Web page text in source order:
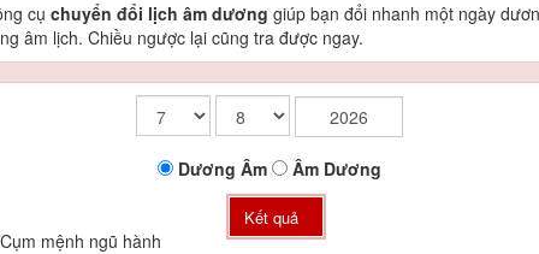
cụ chuyển đổi lịch âm dương giúp bạn đổi nhanh một ngày
âm lịch. Chiều ngược lại cũng tra được ngay.
Dương Âm Âm Dương
Kết quả
Cụm mệnh ngũ hành